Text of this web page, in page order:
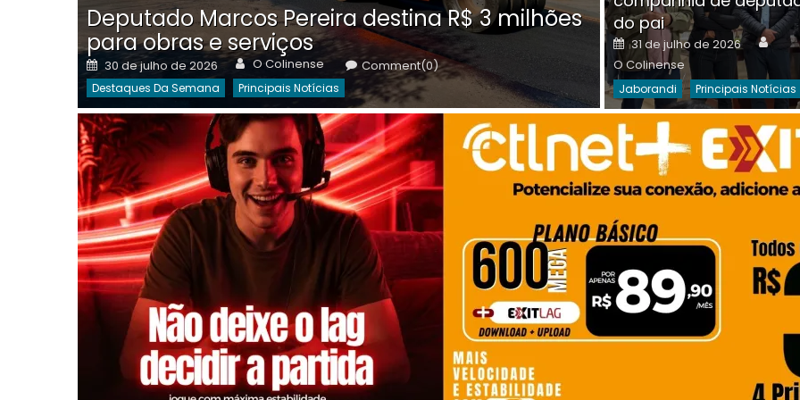
Deputado Marcos Pereira destina R$ 3 milhões
para obras e serviços
Posted
on
30 de julho de 2026 Author
O Colinense Comment(0)
Destaques Da Semana Principais Notícias
on
30 de julho de 2026 O
Destaques Da Semana
do pai
Posted
on
31 de julho de 2026
O Colinense
Jaborandi Principais Notícias